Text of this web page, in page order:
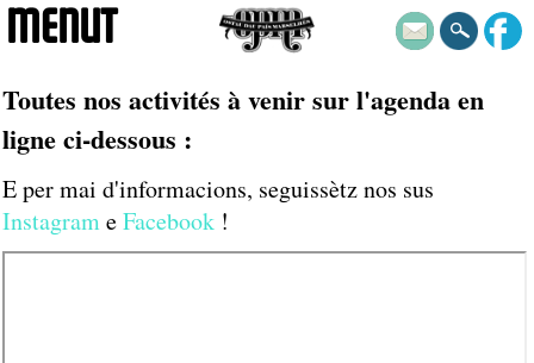
MENUT
Toutes nos activités à venir sur l'agenda en
ligne ci-dessous :
E per mai d'informacions, seguissètz nos sus
InstagrameFacebook !